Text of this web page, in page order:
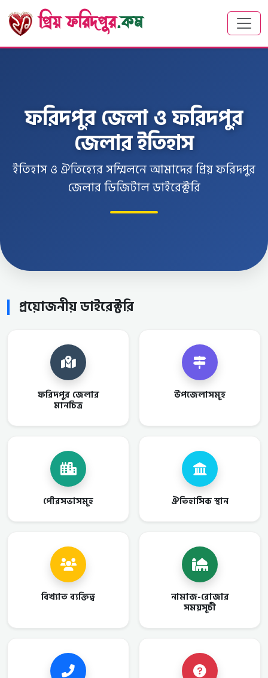
প্রিয় ফরিদপুর.কম
ফরিদপুর জেলা ও ফরিদপুর
জেলার ইতিহাস
ইতিহাস ও ঐতিহ্যের সম্মিলনে আমাদের প্রিয় ফরিদপুর
জেলার ডিজিটাল ডাইরেক্টরি
প্রয়োজনীয় ডাইরেক্টরি
ফরিদপুর জেলার
মানচিত্র
উপজেলাসমূহ
পৌরসভাসমূহ ঐতিহাসিক স্থান
বিখ্যাত ব্যক্তিত্ব নামাজ-রোজার
সময়সূচী